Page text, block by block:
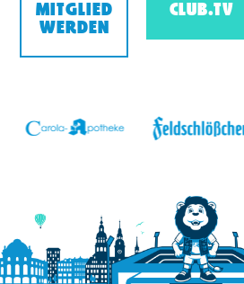
MITGLIED
WERDEN
CLUB.TV